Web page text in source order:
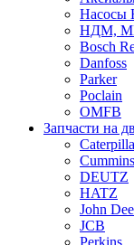
НДМ,
Bosch
Danfoss
Parker
Poclain
OMFB
Запчасти на
Cummins
DEUTZ
HATZ
John
JCB
Perkins